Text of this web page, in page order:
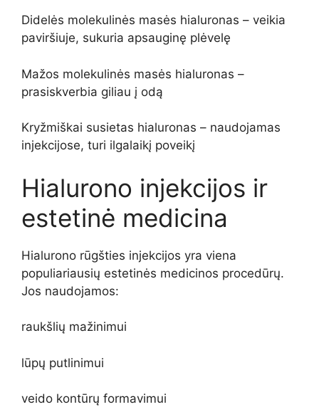
Didelės molekulinės masės hialuronas – veikia
paviršiuje, sukuria apsauginę plėvelę
Mažos molekulinės masės hialuronas –
prasiskverbia giliau į odą
Kryžmiškai susietas hialuronas – naudojamas
injekcijose, turi ilgalaikį poveikį
Hialurono injekcijos ir
estetinė medicina
Hialurono rūgšties injekcijos yra viena
populiariausių estetinės medicinos procedūrų.
Jos naudojamos:
raukšlių mažinimui
lūpų putlinimui
veido kontūrų formavimui